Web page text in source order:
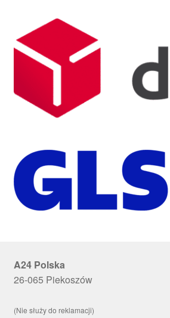
A24 Polska
26-065 Piekoszów
(Nie służy do reklamacji)